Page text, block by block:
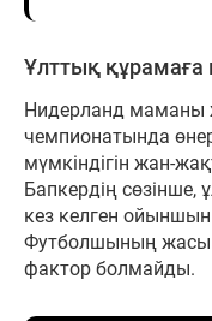
Ұлттық
Нидерланд маманы
чемпионатында
мүмкіндігін жан-
Бапкердің сөзінше,
кез келген
Футболшының жасы
фактор болмайды.